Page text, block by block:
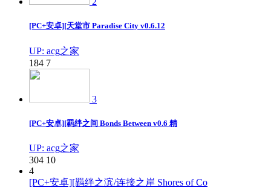
[PC+安卓][天堂市 Paradise City v0.6.12
UP: acg之家
184 7
3
[PC+安卓][羁绊之间 Bonds Between v0.6 精
UP: acg之家
304 10
4
[PC+安卓][羁绊之滨/连接之岸 Shores of Co